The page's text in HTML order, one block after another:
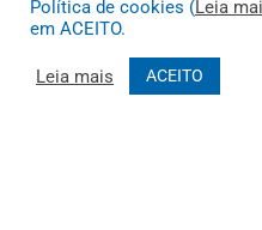
DESENVOLVIDO POR CR2
Política de cookies (Leia
em ACEITO.
Leia mais ACEITO